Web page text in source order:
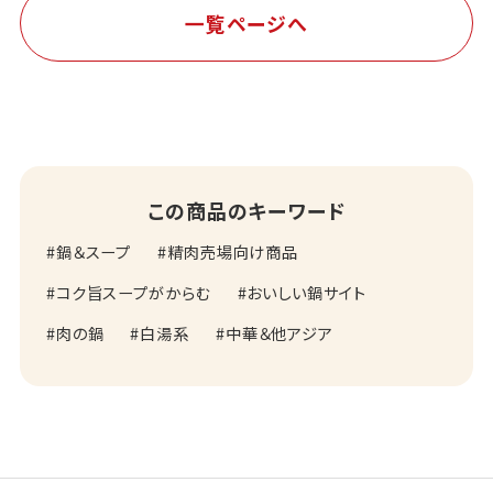
一覧ページへ
この商品のキーワード
鍋＆スープ
精肉売場向け商品
コク旨スープがからむ
おいしい鍋サイト
肉の鍋
白湯系 中華＆他アジア